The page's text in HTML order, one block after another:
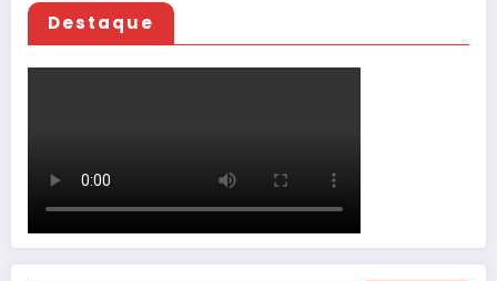
Destaque